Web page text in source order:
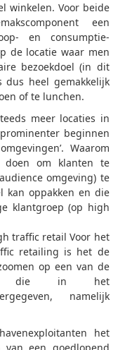
winkelen. Voor beide
een
en consumptie­
de locatie waar men
bezoekdoel (in dit
heel gemakkelijk
of te lunchen.
meer locaties in
beginnen
Waarom
doen om klanten te
omgeving) te
kan oppakken en die
klantgroep (op high
traffic retail Voor het
retailing is het de
op een van de
die in het
namelijk
het